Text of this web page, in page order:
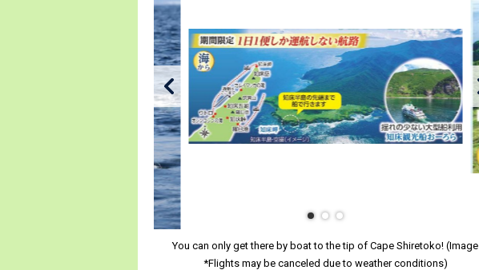
You can only get there by boat to the tip of Cape Shiretoko! (Image
*Flights may be canceled due to weather conditions)